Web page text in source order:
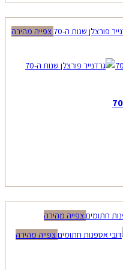
צפייה מהירה
צפייה מהירה
צפייה מהירה